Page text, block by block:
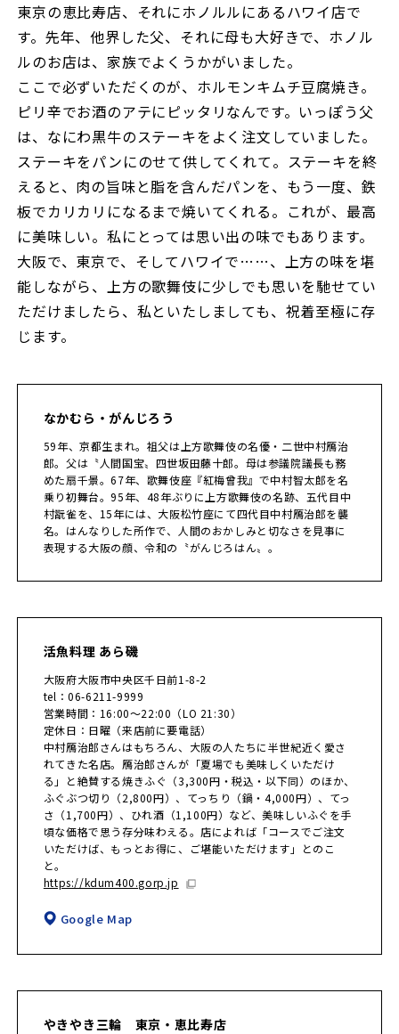
東京の恵比寿店、それにホノルルにあるハワイ店で
す。先年、他界した父、それに母も大好きで、ホノル
ルのお店は、家族でよくうかがいました。
ここで必ずいただくのが、ホルモンキムチ豆腐焼き。
ピリ辛でお酒のアテにピッタリなんです。いっぽう父
は、なにわ黒牛のステーキをよく注文していました。
ステーキをパンにのせて供してくれて。ステーキを終
えると、肉の旨味と脂を含んだパンを、もう一度、鉄
板でカリカリになるまで焼いてくれる。これが、最高
に美味しい。私にとっては思い出の味でもあります。
大阪で、東京で、そしてハワイで……、上方の味を堪
能しながら、上方の歌舞伎に少しでも思いを馳せてい
ただけましたら、私といたしましても、祝着至極に存
じます。
なかむら・がんじろう
59年、京都生まれ。祖父は上方歌舞伎の名優・二世中村鴈治
郎。父は〝人間国宝〟四世坂田藤十郎。母は参議院議長も務
めた扇千景。67年、歌舞伎座『紅梅曾我』で中村智太郎を名
乗り初舞台。95年、48年ぶりに上方歌舞伎の名跡、五代目中
村翫雀を、15年には、大阪松竹座にて四代目中村鴈治郎を襲
名。はんなりした所作で、人間のおかしみと切なさを見事に
表現する大阪の顔、令和の〝がんじろはん〟。
活魚料理 あら磯
大阪府大阪市中央区千日前1-8-2
tel：06-6211-9999
営業時間：16:00〜22:00（LO 21:30）
定休日：日曜（来店前に要電話）
中村鴈治郎さんはもちろん、大阪の人たちに半世紀近く愛さ
れてきた名店。鴈治郎さんが「夏場でも美味しくいただけ
る」と絶賛する焼きふぐ（3,300円・税込・以下同）のほか、
ふぐぶつ切り（2,800円）、てっちり（鍋・4,000円）、てっ
さ（1,700円）、ひれ酒（1,100円）など、美味しいふぐを手
頃な価格で思う存分味わえる。店によれば「コースでご注文
いただけば、もっとお得に、ご堪能いただけます」とのこ
と。
https://kdum400.gorp.jp
Google Map
やきやき三輪 東京・恵比寿店